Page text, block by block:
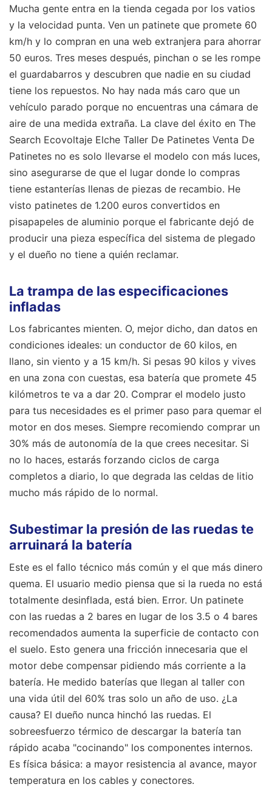
Mucha gente entra en la tienda cegada por los vatios
y la velocidad punta. Ven un patinete que promete 60
km/h y lo compran en una web extranjera para ahorrar
50 euros. Tres meses después, pinchan o se les rompe
el guardabarros y descubren que nadie en su ciudad
tiene los repuestos. No hay nada más caro que un
vehículo parado porque no encuentras una cámara de
aire de una medida extraña. La clave del éxito en The
Search Ecovoltaje Elche Taller De Patinetes Venta De
Patinetes no es solo llevarse el modelo con más luces,
sino asegurarse de que el lugar donde lo compras
tiene estanterías llenas de piezas de recambio. He
visto patinetes de 1.200 euros convertidos en
pisapapeles de aluminio porque el fabricante dejó de
producir una pieza específica del sistema de plegado
y el dueño no tiene a quién reclamar.
La trampa de las especificaciones
infladas
Los fabricantes mienten. O, mejor dicho, dan datos en
condiciones ideales: un conductor de 60 kilos, en
llano, sin viento y a 15 km/h. Si pesas 90 kilos y vives
en una zona con cuestas, esa batería que promete 45
kilómetros te va a dar 20. Comprar el modelo justo
para tus necesidades es el primer paso para quemar el
motor en dos meses. Siempre recomiendo comprar un
30% más de autonomía de la que crees necesitar. Si
no lo haces, estarás forzando ciclos de carga
completos a diario, lo que degrada las celdas de litio
mucho más rápido de lo normal.
Subestimar la presión de las ruedas te
arruinará la batería
Este es el fallo técnico más común y el que más dinero
quema. El usuario medio piensa que si la rueda no está
totalmente desinflada, está bien. Error. Un patinete
con las ruedas a 2 bares en lugar de los 3.5 o 4 bares
recomendados aumenta la superficie de contacto con
el suelo. Esto genera una fricción innecesaria que el
motor debe compensar pidiendo más corriente a la
batería. He medido baterías que llegan al taller con
una vida útil del 60% tras solo un año de uso. ¿La
causa? El dueño nunca hinchó las ruedas. El
sobreesfuerzo térmico de descargar la batería tan
rápido acaba "cocinando" los componentes internos.
Es física básica: a mayor resistencia al avance, mayor
temperatura en los cables y conectores.